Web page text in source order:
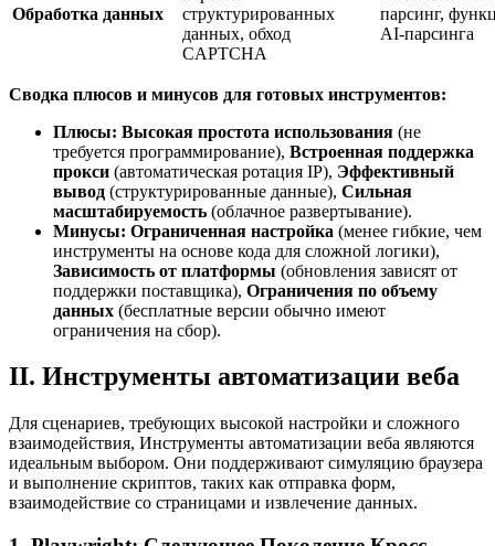
Обработка данных
структурированных
данных, обход
CAPTCHA
парсинг,
AI-парсинга
Сводка плюсов и минусов для готовых инструментов:
Плюсы: Высокая простота использования (не
требуется программирование), Встроенная поддержка
прокси (автоматическая ротация IP), Эффективный
вывод (структурированные данные), Сильная
масштабируемость (облачное развертывание).
Минусы: Ограниченная настройка (менее гибкие, чем
инструменты на основе кода для сложной логики),
Зависимость от платформы (обновления зависят от
поддержки поставщика), Ограничения по объему
данных (бесплатные версии обычно имеют
ограничения на сбор).
II. Инструменты автоматизации веба
Для сценариев, требующих высокой настройки и сложного
взаимодействия, Инструменты автоматизации веба являются
идеальным выбором. Они поддерживают симуляцию браузера
и выполнение скриптов, таких как отправка форм,
взаимодействие со страницами и извлечение данных.